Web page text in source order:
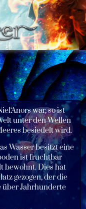
war, so ist
unter den Wellen
besiedelt wird.
Wasser besitzt eine
ist fruchtbar
bewohnt. Dies hat
gezogen, der die
über Jahrhunderte